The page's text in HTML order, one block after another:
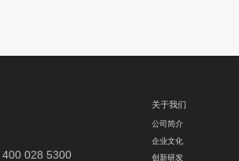
400 028 5300
关于我们
公司简介
企业文化
创新研发